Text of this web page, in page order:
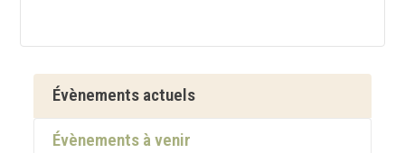
Évènements actuels
Évènements à venir